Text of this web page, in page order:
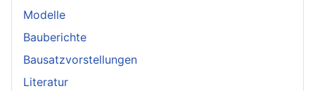
Modelle
Bauberichte
Bausatzvorstellungen
Literatur